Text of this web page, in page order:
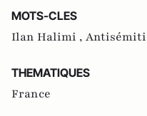
MOTS-CLES
Ilan Halimi ,
THEMATIQUES
France